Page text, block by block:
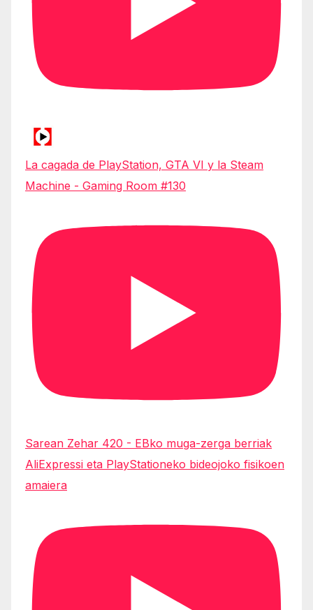
La cagada de PlayStation, GTA VI y la Steam
Machine - Gaming Room #130
Sarean Zehar 420 - EBko muga-zerga berriak
AliExpressi eta PlayStationeko bideojoko fisikoen
amaiera